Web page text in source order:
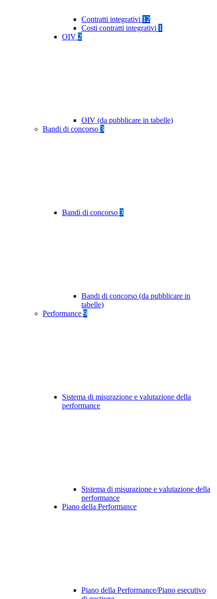
Contratti integrativi 12
Costi contratti integrativi 1
OIV 2
OIV (da pubblicare in tabelle)
Bandi di concorso 3
Bandi di concorso 3
Bandi di concorso (da pubblicare in
tabelle)
Performance 9
Sistema di misurazione e valutazione della
performance
Sistema di misurazione e valutazione della
performance
Piano della Performance
Piano della Performance/Piano esecutivo